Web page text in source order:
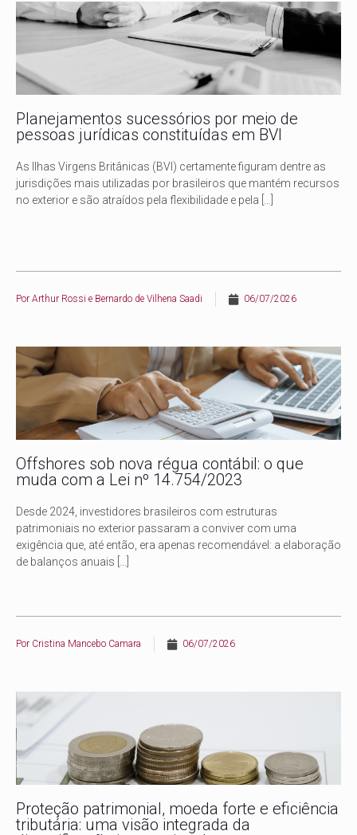
Planejamentos sucessórios por meio de
pessoas jurídicas constituídas em BVI
As Ilhas Virgens Britânicas (BVI) certamente figuram dentre as
jurisdições mais utilizadas por brasileiros que mantém recursos
no exterior e são atraídos pela flexibilidade e pela
Por Arthur Rossi e Bernardo de Vilhena Saadi 06/07/2026
Offshores sob nova régua contábil: o que
muda com a Lei nº 14.754/2023
Desde 2024, investidores brasileiros com estruturas
patrimoniais no exterior passaram a conviver com uma
exigência que, até então, era apenas recomendável: a elaboração
de balanços anuais
Por Cristina Mancebo Camara 06/07/2026
Proteção patrimonial, moeda forte e eficiência
tributária: uma visão integrada da